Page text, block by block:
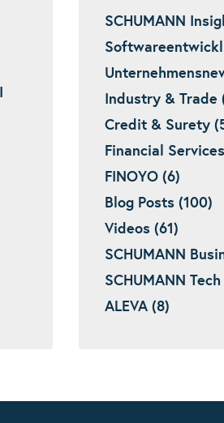
SCHUMANN
Industry & Trade
Credit & Surety
Financial
FINOYO (6)
Blog Posts (100)
Videos (61)
SCHUMANN
SCHUMANN
ALEVA (8)